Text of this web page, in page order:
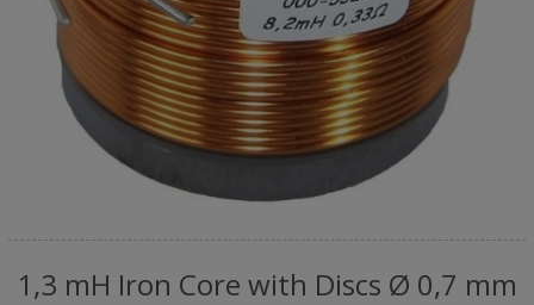
1,3 mH Iron Core with Discs Ø 0,7 mm